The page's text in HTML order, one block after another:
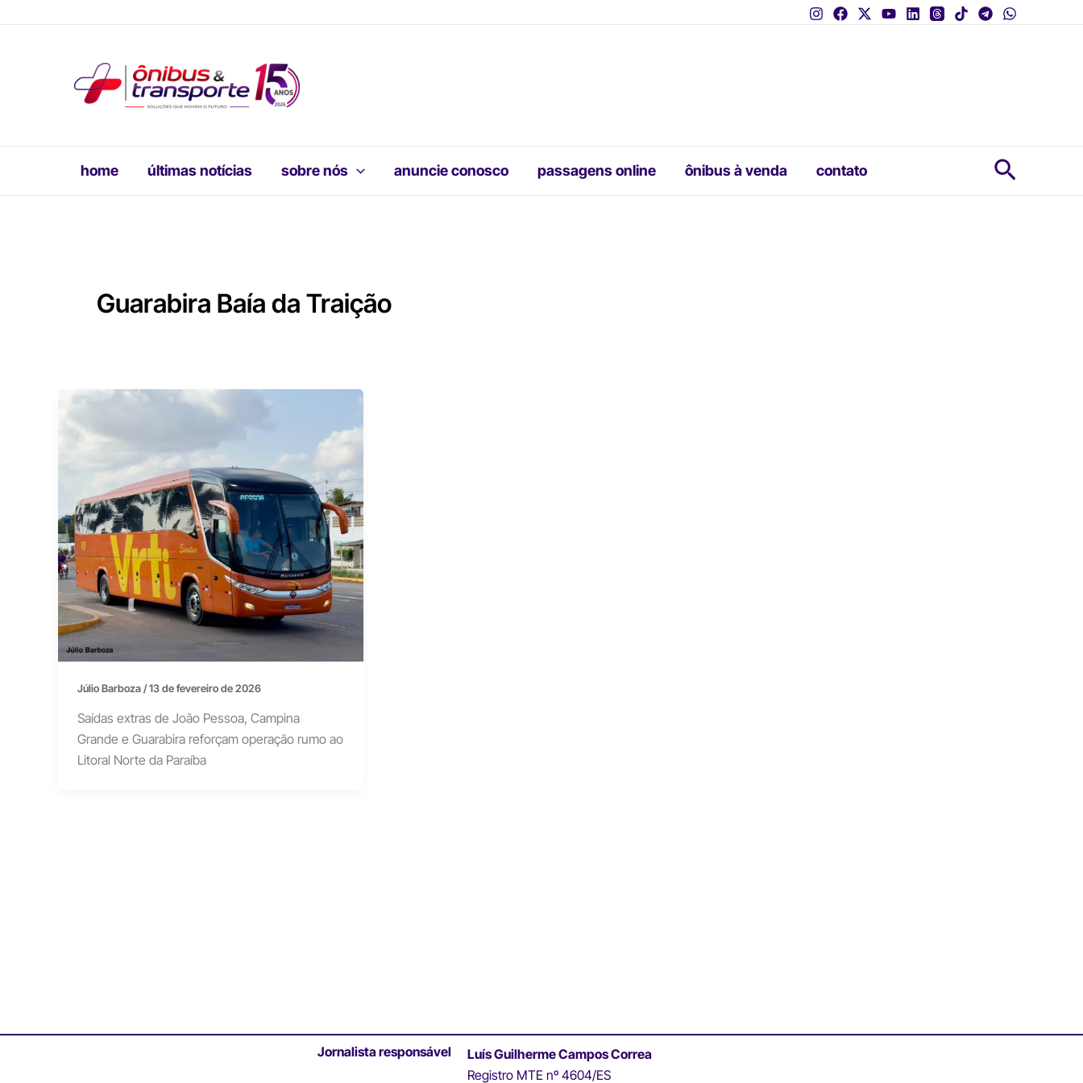
home últimas notícias sobre nós anuncie conosco passagens online ônibus à venda contato
Guarabira Baía da Traição
Júlio Barboza/13 de fevereiro de 2026
Saídas extras de João Pessoa, Campina
Grande e Guarabira reforçam operação rumo ao
Litoral Norte da Paraíba
Jornalista responsável
Luís Guilherme Campos Correa
Registro MTE nº 4604/ES